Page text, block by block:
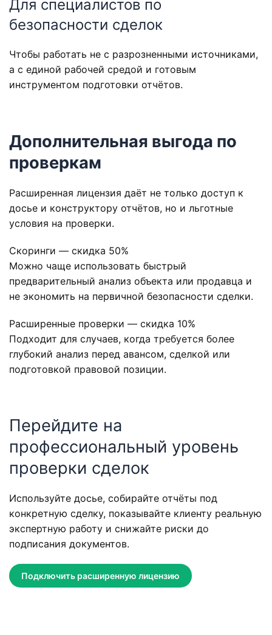
Для специалистов по
безопасности сделок
Чтобы работать не с разрозненными источниками,
а с единой рабочей средой и готовым
инструментом подготовки отчётов.
Дополнительная выгода по
проверкам
Расширенная лицензия даёт не только доступ к
досье и конструктору отчётов, но и льготные
условия на проверки.
Скоринги — скидка 50%
Можно чаще использовать быстрый
предварительный анализ объекта или продавца и
не экономить на первичной безопасности сделки.
Расширенные проверки — скидка 10%
Подходит для случаев, когда требуется более
глубокий анализ перед авансом, сделкой или
подготовкой правовой позиции.
Перейдите на
профессиональный уровень
проверки сделок
Используйте досье, собирайте отчёты под
конкретную сделку, показывайте клиенту реальную
экспертную работу и снижайте риски до
подписания документов.
Подключить расширенную лицензию